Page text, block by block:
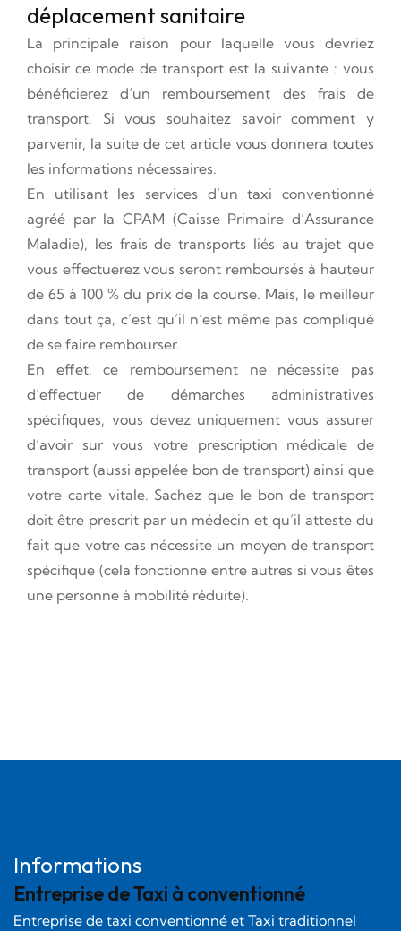
déplacement sanitaire
La principale raison pour laquelle vous devriez
choisir ce mode de transport est la suivante : vous
bénéficierez d’un remboursement des frais de
transport. Si vous souhaitez savoir comment y
parvenir, la suite de cet article vous donnera toutes
les informations nécessaires.
En utilisant les services d’un taxi conventionné
agréé par la CPAM (Caisse Primaire d’Assurance
Maladie), les frais de transports liés au trajet que
vous effectuerez vous seront remboursés à hauteur
de 65 à 100 % du prix de la course. Mais, le meilleur
dans tout ça, c’est qu’il n’est même pas compliqué
de se faire rembourser.
En effet, ce remboursement ne nécessite pas
d’effectuer de démarches administratives
spécifiques, vous devez uniquement vous assurer
d’avoir sur vous votre prescription médicale de
transport (aussi appelée bon de transport) ainsi que
votre carte vitale. Sachez que le bon de transport
doit être prescrit par un médecin et qu’il atteste du
fait que votre cas nécessite un moyen de transport
spécifique (cela fonctionne entre autres si vous êtes
une personne à mobilité réduite).
Informations
Entreprise de Taxi à conventionné
Entreprise de taxi conventionné et Taxi traditionnel